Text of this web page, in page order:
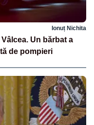
Ionuț Nichita
Un bărbat a
de pompieri